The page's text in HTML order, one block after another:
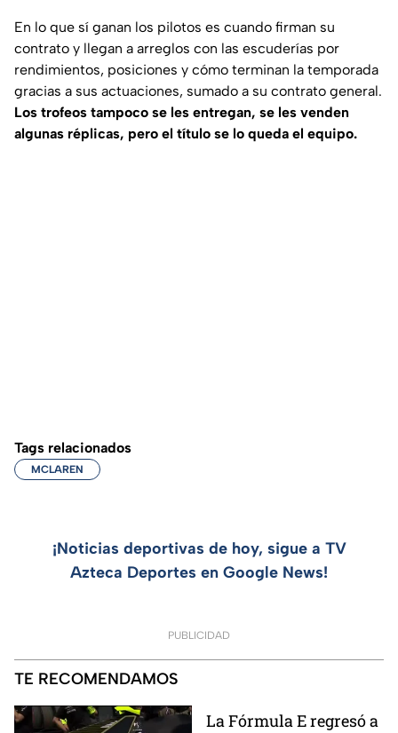
En lo que sí ganan los pilotos es cuando firman su
contrato y llegan a arreglos con las escuderías por
rendimientos, posiciones y cómo terminan la temporada
gracias a sus actuaciones, sumado a su contrato general.
Los trofeos tampoco se les entregan, se les venden
algunas réplicas, pero el título se lo queda el equipo.
Tags relacionados
MCLAREN
¡Noticias deportivas de hoy, sigue a TV
Azteca Deportes en Google News!
PUBLICIDAD
TE RECOMENDAMOS
La Fórmula E regresó a